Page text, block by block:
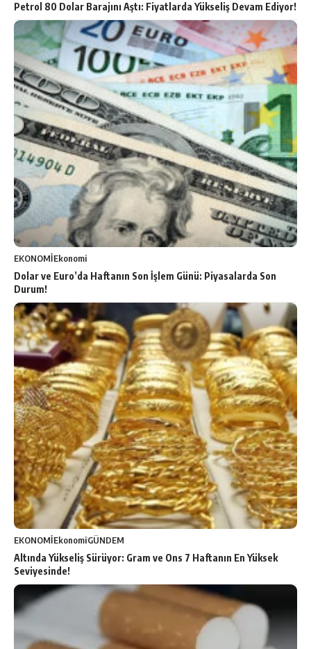
Petrol 80 Dolar Barajını Aştı: Fiyatlarda Yükseliş Devam Ediyor!
EKONOMİEkonomi
Dolar ve Euro’da Haftanın Son İşlem Günü: Piyasalarda Son
Durum!
EKONOMİEkonomiGÜNDEM
Altında Yükseliş Sürüyor: Gram ve Ons 7 Haftanın En Yüksek
Seviyesinde!